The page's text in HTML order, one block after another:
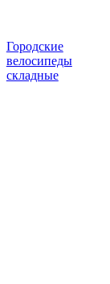
Городские
велосипеды
складные